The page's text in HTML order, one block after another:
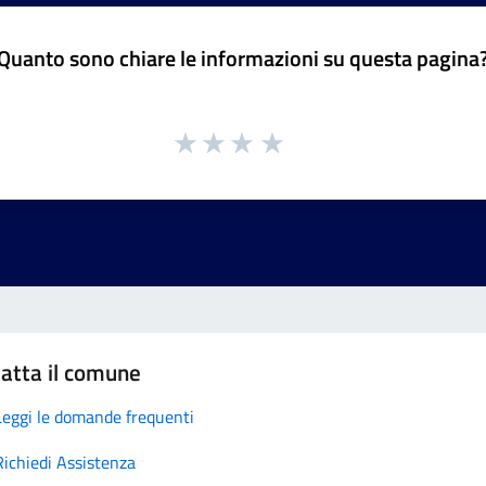
sono chiare le informazioni su questa
il comune
le domande frequenti
Assistenza